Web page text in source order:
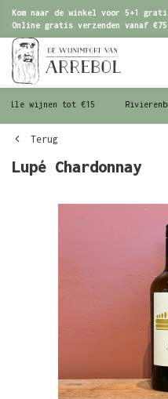
Kom naar de winkel voor 5+1
Online gratis verzenden vanaf
wijnen tot €15 Rivierenbuurt
Terug
Lupé Chardonnay